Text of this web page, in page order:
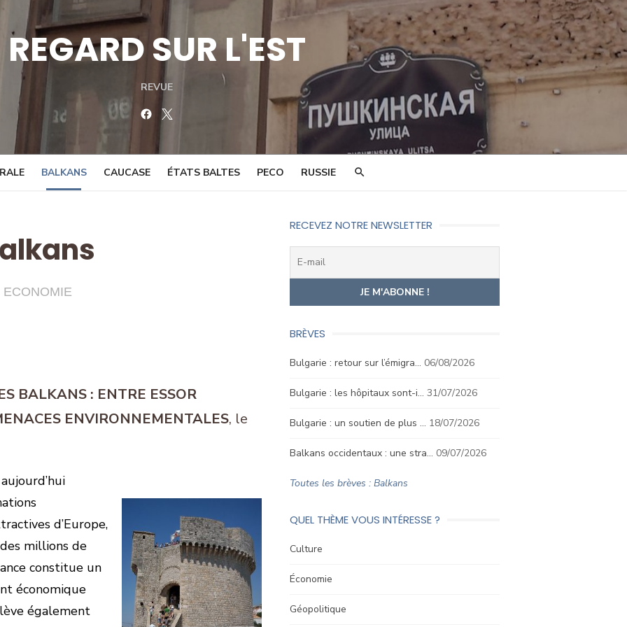
REGARD SUR L'EST
REVUE
Facebook
BALKANS CAUCASE ÉTATS BALTES PECO RUSSIE
ECONOMIE
BALKANS : ENTRE ESSOR
ENVIRONNEMENTALES
d’Europe,
millions de
constitue un
économique
également
RECEVEZ NOTRE NEWSLETTER
BRÈVES
Bulgarie : retour sur l’émigra… 06/08/2026
Bulgarie : les hôpitaux sont-i… 31/07/2026
Bulgarie : un soutien de plus … 18/07/2026
Balkans occidentaux : une stra… 09/07/2026
Toutes les brèves : Balkans
QUEL THÈME VOUS INTÉRESSE ?
Culture
Économie
Géopolitique